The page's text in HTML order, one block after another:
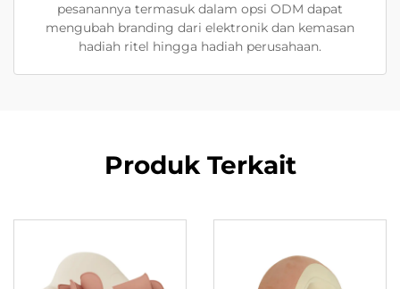
pesanannya termasuk dalam opsi ODM dapat
mengubah branding dari elektronik dan kemasan
hadiah ritel hingga hadiah perusahaan.
Produk Terkait